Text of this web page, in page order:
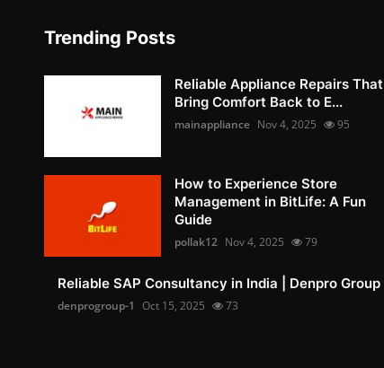
Trending Posts
Reliable Appliance Repairs That
Bring Comfort Back to E...
mainappliance Nov 4, 2025 95
How to Experience Store
Management in BitLife: A Fun
Guide
pollak12 Nov 4, 2025 79
Reliable SAP Consultancy in India | Denpro Group
denprogroup-1 Oct 15, 2025 73